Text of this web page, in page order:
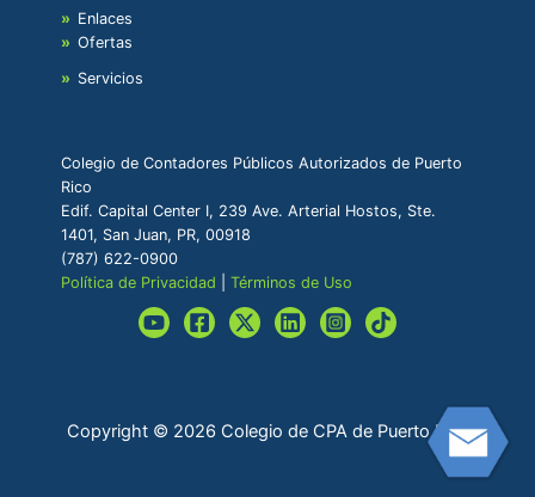
Enlaces
Ofertas
Servicios
Colegio de Contadores Públicos Autorizados de Puerto
Rico
Edif. Capital Center I, 239 Ave. Arterial Hostos, Ste.
1401, San Juan, PR, 00918
(787) 622-0900
Política de Privacidad |Términos de Uso
Copyright © 2026 Colegio de CPA de Puerto Rico